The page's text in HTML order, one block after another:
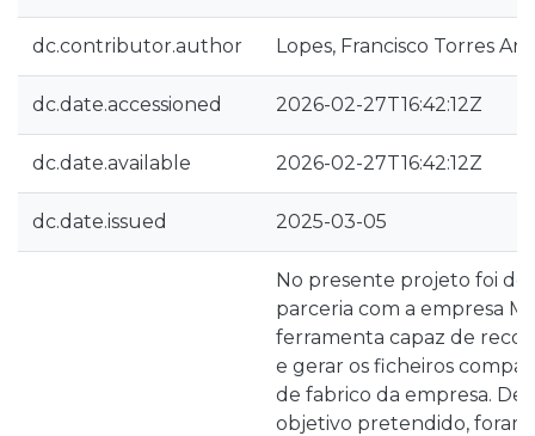
dc.contributor.author Lopes, Francisco Torres
dc.date.accessioned 2026-02-27T16:42:12Z
dc.date.available 2026-02-27T16:42:12Z
dc.date.issued 2025-03-05
No presente projeto foi
parceria com a empresa
ferramenta capaz de
e gerar os ficheiros
de fabrico da empresa. De
objetivo pretendido, foram